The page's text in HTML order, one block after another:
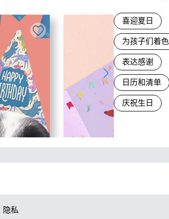
喜迎夏日
为孩子们着色
表达感谢
日历和清单
庆祝生日
隐私